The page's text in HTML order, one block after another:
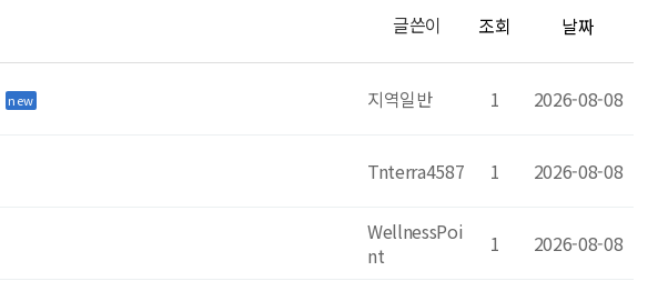
글쓴이 조회 날짜
new 지역일반 1 2026-08-08
Tnterra4587 1 2026-08-08
WellnessPoi
nt
1 2026-08-08